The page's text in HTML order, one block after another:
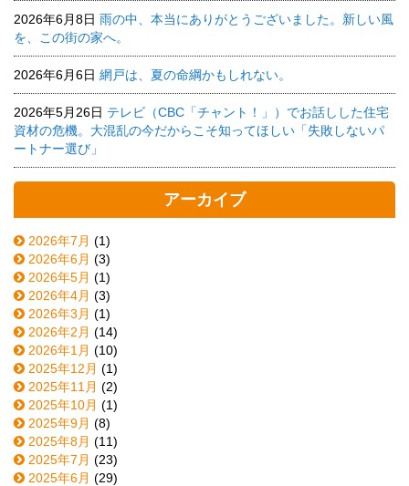
2026年6月8日 雨の中、本当にありがとうございました。新しい風
を、この街の家へ。
2026年6月6日 網戸は、夏の命綱かもしれない。
2026年5月26日 テレビ（CBC「チャント！」）でお話しした住宅
資材の危機。大混乱の今だからこそ知ってほしい「失敗しないパ
ートナー選び」
アーカイブ
2026年7月 (1)
2026年6月 (3)
2026年5月 (1)
2026年4月 (3)
2026年3月 (1)
2026年2月 (14)
2026年1月 (10)
2025年12月 (1)
2025年11月 (2)
2025年10月 (1)
2025年9月 (8)
2025年8月 (11)
2025年7月 (23)
2025年6月 (29)